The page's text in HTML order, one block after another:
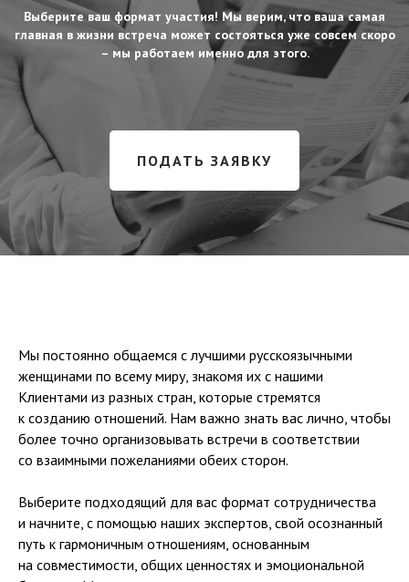
Выберите ваш формат участия! Мы верим, что ваша самая
главная в жизни встреча может состояться уже совсем скоро
– мы работаем именно для этого.
ПОДАТЬ ЗАЯВКУ
Мы постоянно общаемся с лучшими русскоязычными
женщинами по всему миру, знакомя их с нашими
Клиентами из разных стран, которые стремятся
к созданию отношений. Нам важно знать вас лично, чтобы
более точно организовывать встречи в соответствии
со взаимными пожеланиями обеих сторон.
Выберите подходящий для вас формат сотрудничества
и начните, с помощью наших экспертов, свой осознанный
путь к гармоничным отношениям, основанным
на совместимости, общих ценностях и эмоциональной